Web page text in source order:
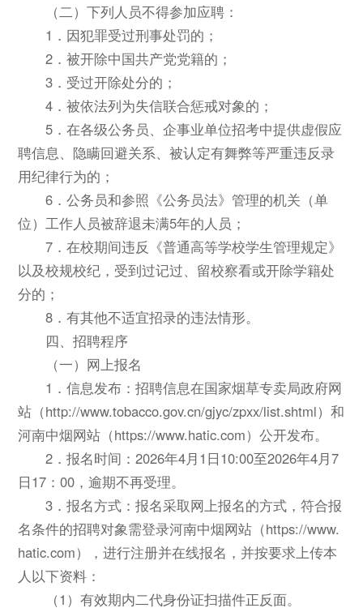
（二）下列人员不得参加应聘：
1．因犯罪受过刑事处罚的；
2．被开除中国共产党党籍的；
3．受过开除处分的；
4．被依法列为失信联合惩戒对象的；
5．在各级公务员、企事业单位招考中提供虚假应
聘信息、隐瞒回避关系、被认定有舞弊等严重违反录
用纪律行为的；
6．公务员和参照《公务员法》管理的机关（单
位）工作人员被辞退未满5年的人员；
7．在校期间违反《普通高等学校学生管理规定》
以及校规校纪，受到过记过、留校察看或开除学籍处
分的；
8．有其他不适宜招录的违法情形。
四、招聘程序
（一）网上报名
1．信息发布：招聘信息在国家烟草专卖局政府网
站（http://www.tobacco.gov.cn/gjyc/zpxx/list.shtml）和
河南中烟网站（https://www.hatic.com）公开发布。
2．报名时间：2026年4月1日10:00至2026年4月7
日17：00，逾期不再受理。
3．报名方式：报名采取网上报名的方式，符合报
名条件的招聘对象需登录河南中烟网站（https://www.
hatic.com），进行注册并在线报名，并按要求上传本
人以下资料：
（1）有效期内二代身份证扫描件正反面。